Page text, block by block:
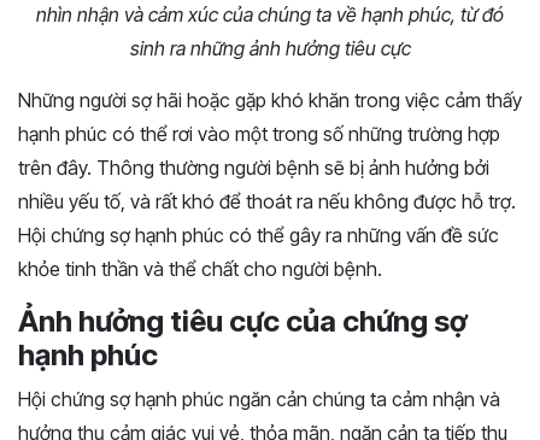
nhìn nhận và cảm xúc của chúng ta về hạnh phúc, từ đó
sinh ra những ảnh hưởng tiêu cực
Những người sợ hãi hoặc gặp khó khăn trong việc cảm thấy
hạnh phúc có thể rơi vào một trong số những trường hợp
trên đây. Thông thường người bệnh sẽ bị ảnh hưởng bởi
nhiều yếu tố, và rất khó để thoát ra nếu không được hỗ trợ.
Hội chứng sợ hạnh phúc có thể gây ra những vấn đề sức
khỏe tinh thần và thể chất cho người bệnh.
Ảnh hưởng tiêu cực của chứng sợ
hạnh phúc
Hội chứng sợ hạnh phúc ngăn cản chúng ta cảm nhận và
hưởng thụ cảm giác vui vẻ, thỏa mãn, ngăn cản ta tiếp thu